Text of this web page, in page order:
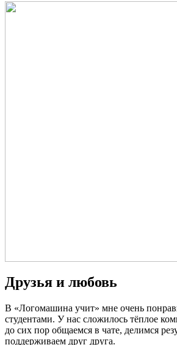
Друзья и любовь
В «Логомашина учит» мне очень
студентами. У нас сложилось тёплое
до сих пор общаемся в чате, делимся
поддерживаем друг друга.